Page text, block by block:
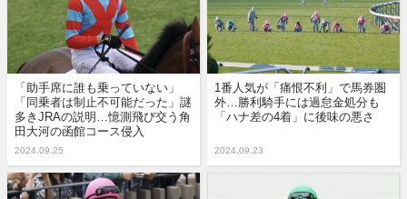
「助手席に誰も乗っていない」
「同乗者は制止不可能だった」謎
多きJRAの説明…憶測飛び交う角
田大河の函館コース侵入
2024.09.25
1番人気が「痛恨不利」で馬券圏
外…勝利騎手には過怠金処分も
「ハナ差の4着」に後味の悪さ
2024.09.23